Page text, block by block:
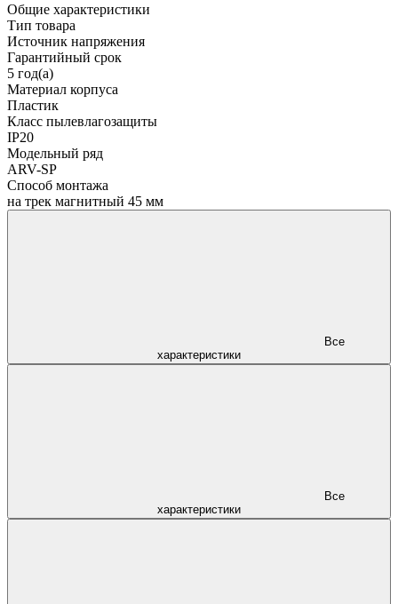
Общие характеристики
Тип товара
Источник напряжения
Гарантийный срок
5 год(а)
Материал корпуса
Пластик
Класс пылевлагозащиты
IP20
Модельный ряд
ARV-SP
Способ монтажа
на трек магнитный 45 мм
характеристики
характеристики